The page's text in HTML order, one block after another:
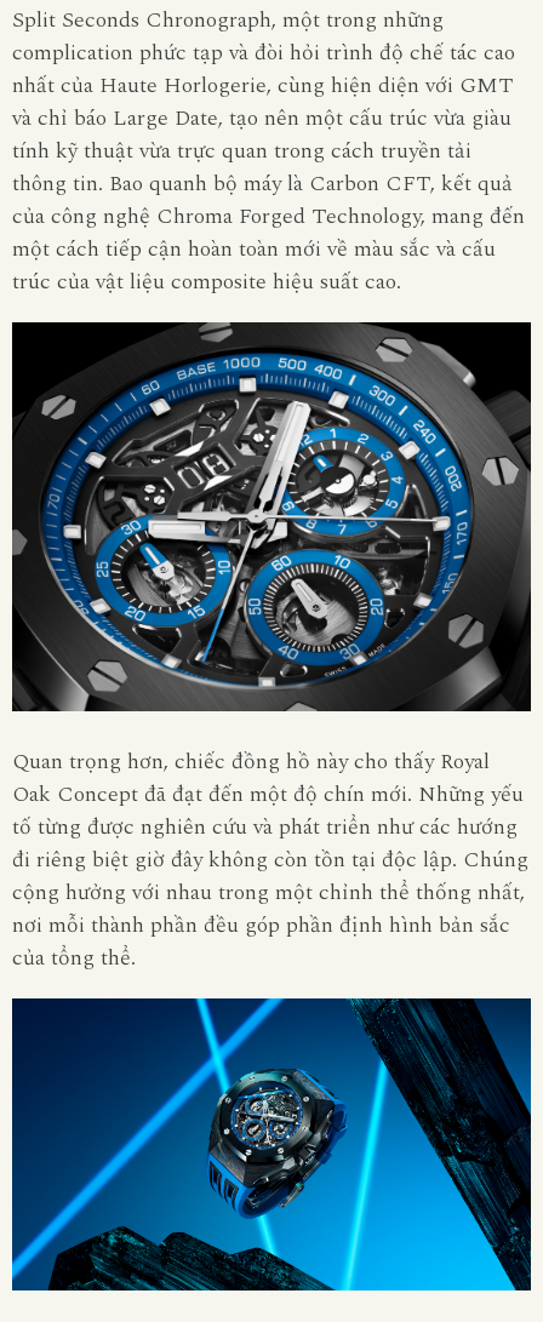
Split Seconds Chronograph, một trong những
complication phức tạp và đòi hỏi trình độ chế tác cao
nhất của Haute Horlogerie, cùng hiện diện với GMT
và chỉ báo Large Date, tạo nên một cấu trúc vừa giàu
tính kỹ thuật vừa trực quan trong cách truyền tải
thông tin. Bao quanh bộ máy là Carbon CFT, kết quả
của công nghệ Chroma Forged Technology, mang đến
một cách tiếp cận hoàn toàn mới về màu sắc và cấu
trúc của vật liệu composite hiệu suất cao.
Quan trọng hơn, chiếc đồng hồ này cho thấy Royal
Oak Concept đã đạt đến một độ chín mới. Những yếu
tố từng được nghiên cứu và phát triển như các hướng
đi riêng biệt giờ đây không còn tồn tại độc lập. Chúng
cộng hưởng với nhau trong một chỉnh thể thống nhất,
nơi mỗi thành phần đều góp phần định hình bản sắc
của tổng thể.